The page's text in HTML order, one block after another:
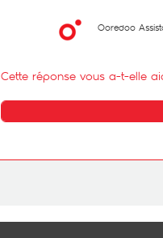
Ooredoo
Cette réponse vous a-t-elle